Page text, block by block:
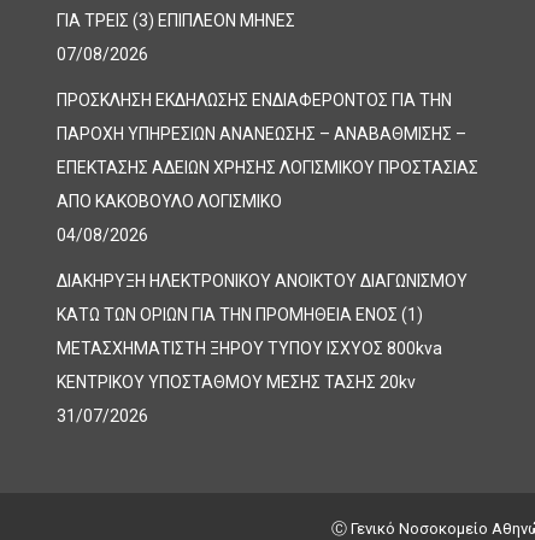
ΓΙΑ ΤΡΕΙΣ (3) ΕΠΙΠΛΕΟΝ ΜΗΝΕΣ
07/08/2026
ΠΡΟΣΚΛΗΣΗ ΕΚΔΗΛΩΣΗΣ ΕΝΔΙΑΦΕΡΟΝΤΟΣ ΓΙΑ ΤΗΝ
ΠΑΡΟΧΗ ΥΠΗΡΕΣΙΩΝ ΑΝΑΝΕΩΣΗΣ – ΑΝΑΒΑΘΜΙΣΗΣ –
ΕΠΕΚΤΑΣΗΣ ΑΔΕΙΩΝ ΧΡΗΣΗΣ ΛΟΓΙΣΜΙΚΟΥ ΠΡΟΣΤΑΣΙΑΣ
ΑΠΟ ΚΑΚΟΒΟΥΛΟ ΛΟΓΙΣΜΙΚΟ
04/08/2026
ΔΙΑΚΗΡΥΞΗ ΗΛΕΚΤΡΟΝΙΚΟΥ ΑΝΟΙΚΤΟΥ ΔΙΑΓΩΝΙΣΜΟΥ
ΚΑΤΩ ΤΩΝ ΟΡΙΩΝ ΓΙΑ ΤΗΝ ΠΡΟΜΗΘΕΙΑ ΕΝΟΣ (1)
ΜΕΤΑΣΧΗΜΑΤΙΣΤΗ ΞΗΡΟΥ ΤΥΠΟΥ ΙΣΧΥΟΣ 800kva
ΚΕΝΤΡΙΚΟΥ ΥΠΟΣΤΑΘΜΟΥ ΜΕΣΗΣ ΤΑΣΗΣ 20kv
31/07/2026
Ⓒ Γενικό Νοσοκομείο